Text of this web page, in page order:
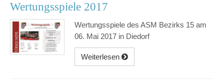
Wertungsspiele 2017
Wertungsspiele des ASM Bezirks 15 am
06. Mai 2017 in Diedorf
Weiterlesen